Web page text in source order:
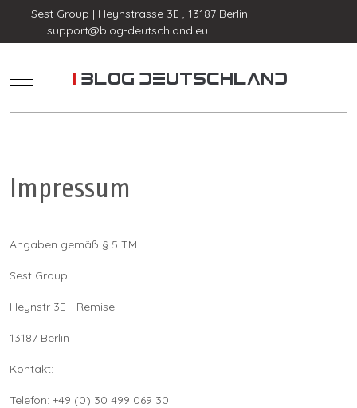
Sest Group | Heynstrasse 3E , 13187 Berlin
support@blog-deutschland.eu
Mobile Menu Toggle
Impressum
Angaben gemäß § 5 TM
Sest Group
Heynstr 3E - Remise -
13187 Berlin
Kontakt:
Telefon: +49 (0) 30 499 069 30